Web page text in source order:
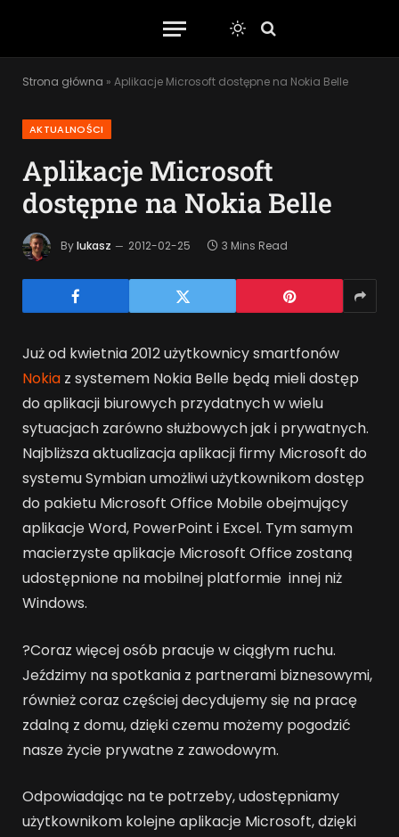
Strona główna » Aplikacje Microsoft dostępne na Nokia Belle
AKTUALNOŚCI
Aplikacje Microsoft
dostępne na Nokia Belle
Bylukasz 2012-02-25 3 Mins Read
Już od kwietnia 2012 użytkownicy smartfonów
Nokia z systemem Nokia Belle będą mieli dostęp
do aplikacji biurowych przydatnych w wielu
sytuacjach zarówno służbowych jak i prywatnych.
Najbliższa aktualizacja aplikacji firmy Microsoft do
systemu Symbian umożliwi użytkownikom dostęp
do pakietu Microsoft Office Mobile obejmujący
aplikacje Word, PowerPoint i Excel. Tym samym
macierzyste aplikacje Microsoft Office zostaną
udostępnione na mobilnej platformie innej niż
Windows.
?Coraz więcej osób pracuje w ciągłym ruchu.
Jeździmy na spotkania z partnerami biznesowymi,
również coraz częściej decydujemy się na pracę
zdalną z domu, dzięki czemu możemy pogodzić
nasze życie prywatne z zawodowym.
Odpowiadając na te potrzeby, udostępniamy
użytkownikom kolejne aplikacje Microsoft, dzięki